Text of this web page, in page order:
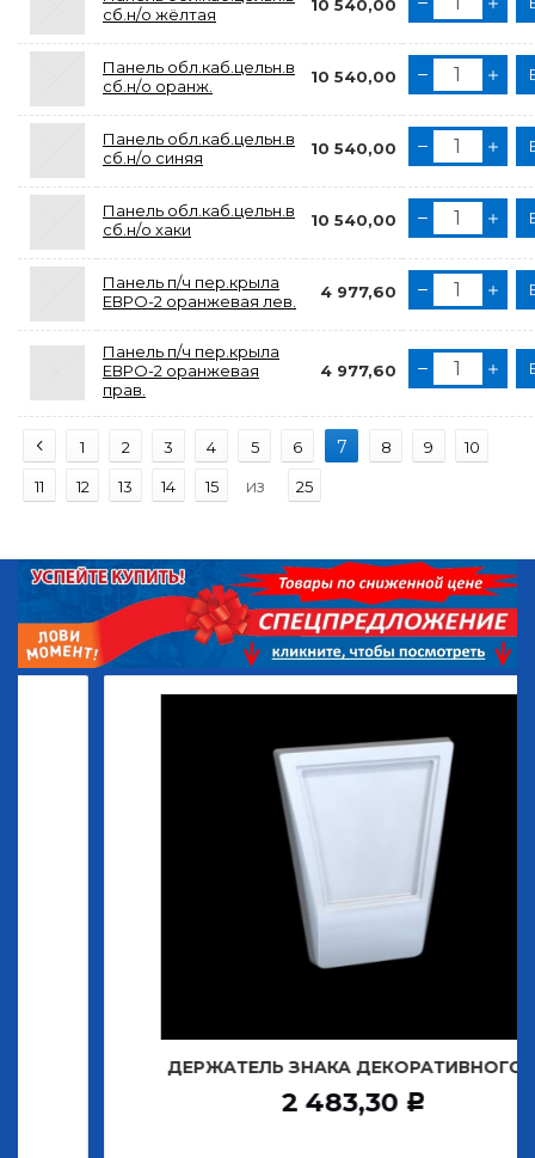
сб.н/о жёлтая
10 540,00
Панель обл.каб.цельн.в
сб.н/о оранж.
10 540,00
Панель обл.каб.цельн.в
сб.н/о синяя
10 540,00
Панель обл.каб.цельн.в
сб.н/о хаки
10 540,00
Панель п/ч пер.крыла
ЕВРО-2 оранжевая лев.
4 977,60
Панель п/ч пер.крыла
ЕВРО-2 оранжевая
прав.
4 977,60
1 2 3 4 5 6 7 8 9 10
11 12 13 14 15 из 25
ДЕРЖАТЕЛЬ ЗНАКА ДЕКОРАТИВНОГО Т
2 483,30 Р